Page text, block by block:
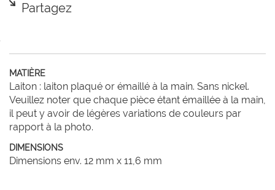
Partagez
MATIÈRE
Laiton : laiton plaqué or émaillé à la main. Sans nickel.
Veuillez noter que chaque pièce étant émaillée à la main,
il peut y avoir de légères variations de couleurs par
rapport à la photo.
DIMENSIONS
Dimensions env. 12 mm x 11,6 mm